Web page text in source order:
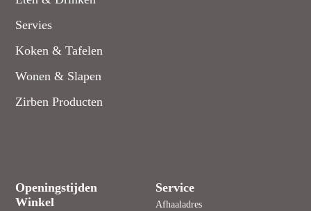
Servies
Koken & Tafelen
Wonen & Slapen
Zirben Producten
Openingstijden
Winkel
Service
Afhaaladres